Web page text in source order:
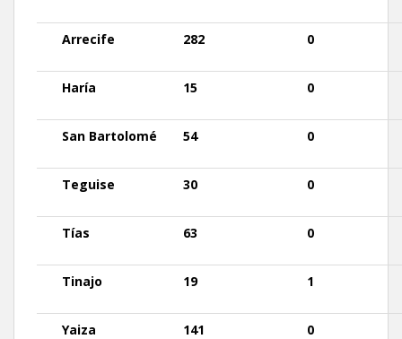
Arrecife 282 0
Haría 15 0
San Bartolomé 54 0
Teguise 30 0
Tías 63 0
Tinajo 19 1
Yaiza 141 0